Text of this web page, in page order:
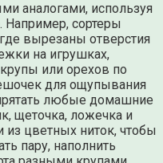
аналогами, используя
Например, сортеры
вырезаны отверстия
на игрушках,
или орехов по
для ощупывания
любые домашние
щеточка, ложечка и
из цветных ниток, чтобы
пару, наполнить